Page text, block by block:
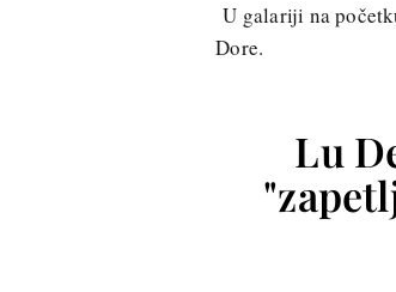
U galariji na
Dore.
Lu